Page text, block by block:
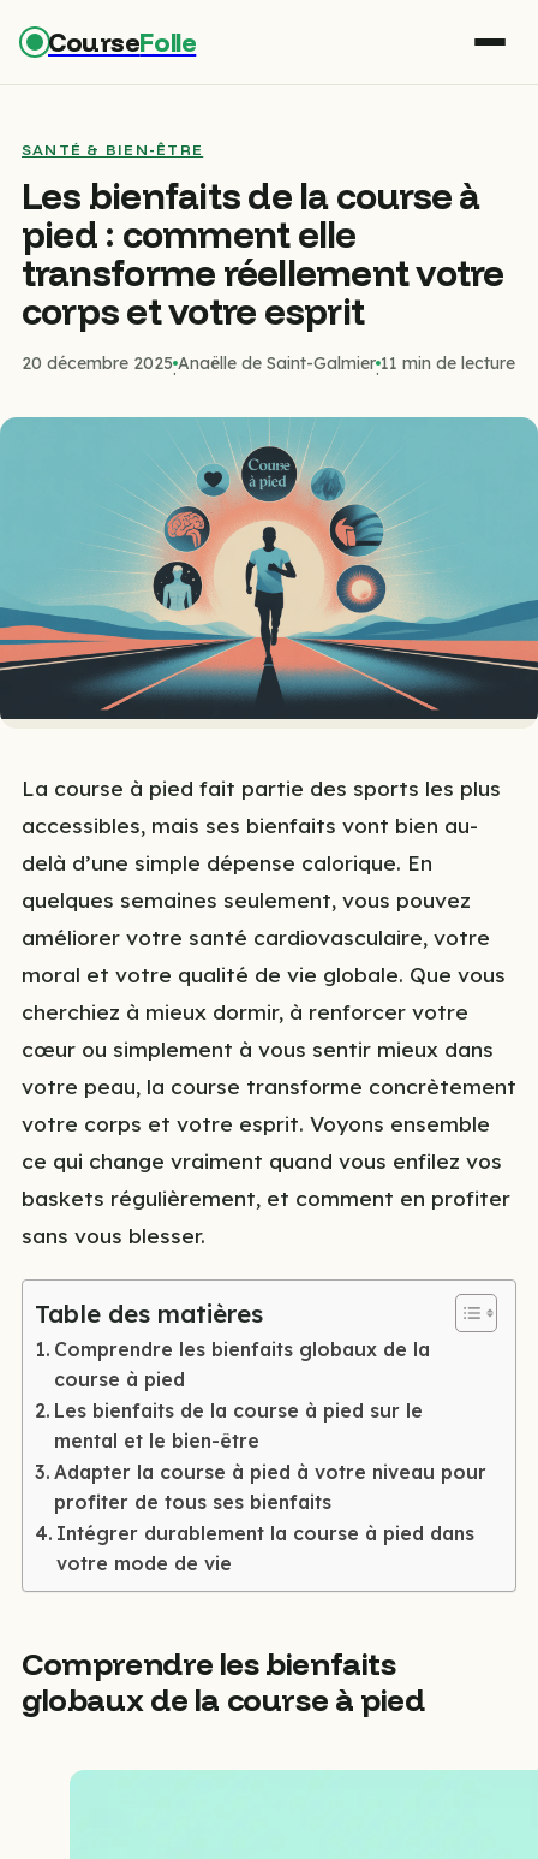
CourseFolle
SANTÉ & BIEN-ÊTRE
Les bienfaits de la course à
pied : comment elle
transforme réellement votre
corps et votre esprit
20 décembre 2025
·
Anaëlle de Saint-Galmier
·
11 min de lecture
La course à pied fait partie des sports les plus
accessibles, mais ses bienfaits vont bien au-
delà d’une simple dépense calorique. En
quelques semaines seulement, vous pouvez
améliorer votre santé cardiovasculaire, votre
moral et votre qualité de vie globale. Que vous
cherchiez à mieux dormir, à renforcer votre
cœur ou simplement à vous sentir mieux dans
votre peau, la course transforme concrètement
votre corps et votre esprit. Voyons ensemble
ce qui change vraiment quand vous enfilez vos
baskets régulièrement, et comment en profiter
sans vous blesser.
Table des matières
Comprendre les bienfaits globaux de la
course à pied
Les bienfaits de la course à pied sur le
mental et le bien-être
Adapter la course à pied à votre niveau pour
profiter de tous ses bienfaits
Intégrer durablement la course à pied dans
votre mode de vie
Comprendre les bienfaits
globaux de la course à pied